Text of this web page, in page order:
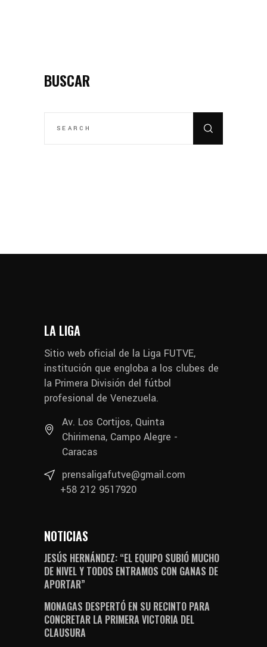
BUSCAR
LA LIGA
Sitio web oficial de la Liga FUTVE,
institución que engloba a los clubes de
la Primera División del fútbol
profesional de Venezuela.
Av. Los Cortijos, Quinta
Chirimena, Campo Alegre -
Caracas
prensaligafutve@gmail.com
+58 212 9517920
NOTICIAS
JESÚS HERNÁNDEZ: “EL EQUIPO SUBIÓ MUCHO
DE NIVEL Y TODOS ENTRAMOS CON GANAS DE
APORTAR”
MONAGAS DESPERTÓ EN SU RECINTO PARA
CONCRETAR LA PRIMERA VICTORIA DEL
CLAUSURA